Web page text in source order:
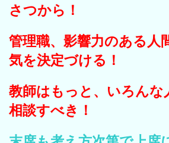
さつから！
管理職、影響力のある人
気を決定づける！
教師はもっと、いろんな
相談すべき！